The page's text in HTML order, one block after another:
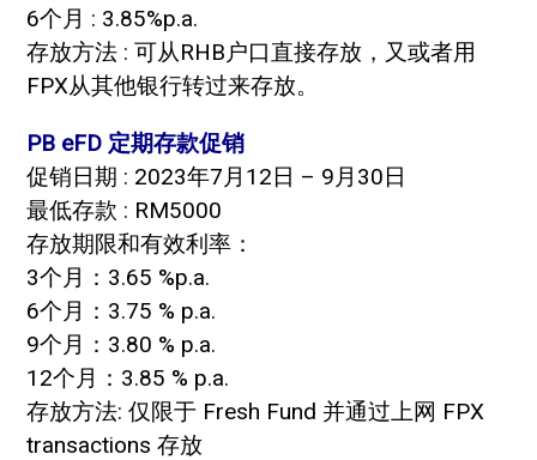
6个月 : 3.85%p.a.
存放方法 : 可从RHB户口直接存放，又或者用
FPX从其他银行转过来存放。
PB eFD 定期存款促销
促销日期 : 2023年7月12日 – 9月30日
最低存款 : RM5000
存放期限和有效利率：
3个月：3.65 %p.a.
6个月：3.75 % p.a.
9个月：3.80 % p.a.
12个月：3.85 % p.a.
存放方法: 仅限于 Fresh Fund 并通过上网 FPX
transactions 存放